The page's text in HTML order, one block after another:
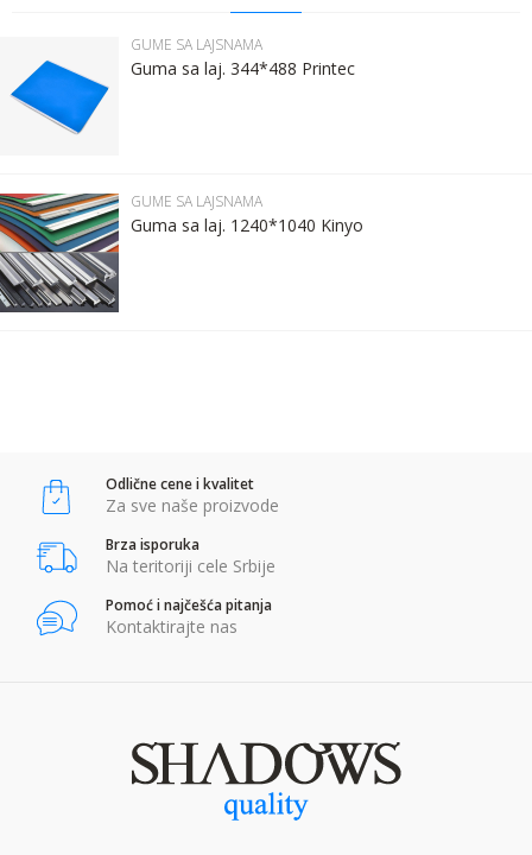
Email:
Komentar:
POŠALJI
GUME SA LAJSNAMA
Guma sa laj. 344*488 Printec
GUME SA LAJSNAMA
Guma sa laj. 1240*1040 Kinyo
Odlične cene i kvalitet
Za sve naše proizvode
Brza isporuka
Na teritoriji cele Srbije
Pomoć i najčešća pitanja
Kontaktirajte nas